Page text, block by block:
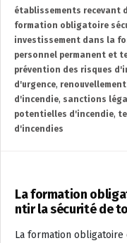
établissements recevant
formation obligatoire
investissement dans la
personnel permanent et
prévention des risques
d'urgence,
d'incendie, sanctions
potentielles d'incendie,
d'incendies
La formation
ntir la sécurité de
La formation